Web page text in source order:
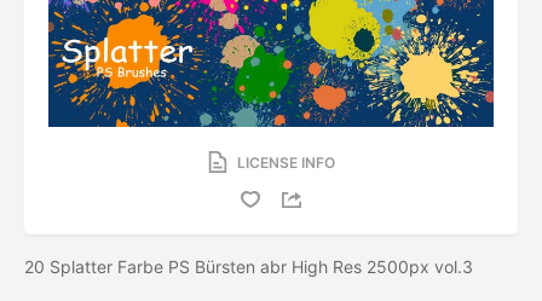
LICENSE INFO
20 Splatter Farbe PS Bürsten abr High Res 2500px vol.3